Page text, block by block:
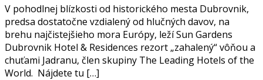
V pohodlnej blízkosti od historického mesta Dubrovnik,
predsa dostatočne vzdialený od hlučných davov, na
brehu najčistejšieho mora Európy, leží Sun Gardens
Dubrovnik Hotel & Residences rezort „zahalený“ vôňou a
chuťami Jadranu, člen skupiny The Leading Hotels of the
World. Nájdete tu […]